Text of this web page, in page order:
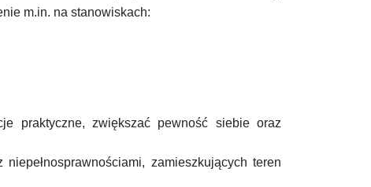
m.in. na stanowiskach:
praktyczne, zwiększać pewność siebie oraz
zamieszkujących teren